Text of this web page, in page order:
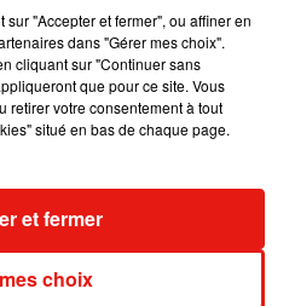
et Latin Mafia dévoilent enfin
créée en...
"Accepter et fermer", ou affiner en
dans "Gérer mes choix".
cliquant sur "Continuer sans
que pour ce site. Vous
retirer votre consentement à tout
situé en bas de chaque page.
choix
et fermer